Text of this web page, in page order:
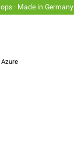
· Made in Germany